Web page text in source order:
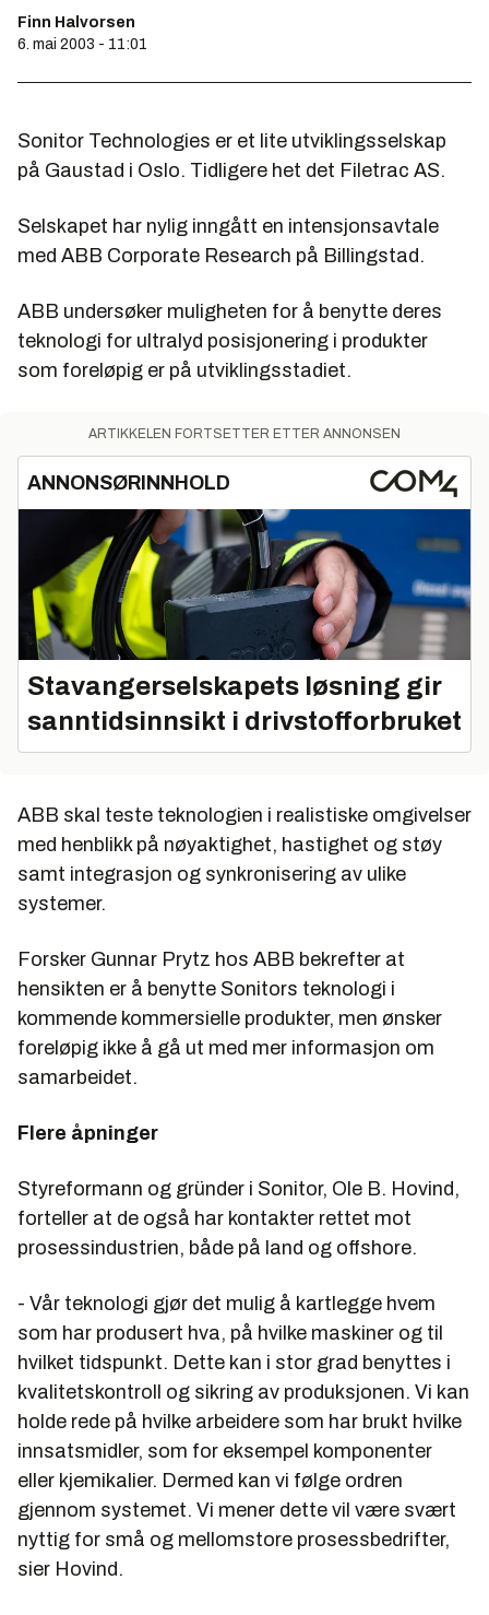
Finn Halvorsen
6. mai 2003 - 11:01
Sonitor Technologies er et lite utviklingsselskap
på Gaustad i Oslo. Tidligere het det Filetrac AS.
Selskapet har nylig inngått en intensjonsavtale
med ABB Corporate Research på Billingstad.
ABB undersøker muligheten for å benytte deres
teknologi for ultralyd posisjonering i produkter
som foreløpig er på utviklingsstadiet.
ARTIKKELEN FORTSETTER ETTER ANNONSEN
ANNONSØRINNHOLD
Stavangerselskapets løsning gir
sanntidsinnsikt i drivstofforbruket
ABB skal teste teknologien i realistiske omgivelser
med henblikk på nøyaktighet, hastighet og støy
samt integrasjon og synkronisering av ulike
systemer.
Forsker Gunnar Prytz hos ABB bekrefter at
hensikten er å benytte Sonitors teknologi i
kommende kommersielle produkter, men ønsker
foreløpig ikke å gå ut med mer informasjon om
samarbeidet.
Flere åpninger
Styreformann og gründer i Sonitor, Ole B. Hovind,
forteller at de også har kontakter rettet mot
prosessindustrien, både på land og offshore.
- Vår teknologi gjør det mulig å kartlegge hvem
som har produsert hva, på hvilke maskiner og til
hvilket tidspunkt. Dette kan i stor grad benyttes i
kvalitetskontroll og sikring av produksjonen. Vi kan
holde rede på hvilke arbeidere som har brukt hvilke
innsatsmidler, som for eksempel komponenter
eller kjemikalier. Dermed kan vi følge ordren
gjennom systemet. Vi mener dette vil være svært
nyttig for små og mellomstore prosessbedrifter,
sier Hovind.